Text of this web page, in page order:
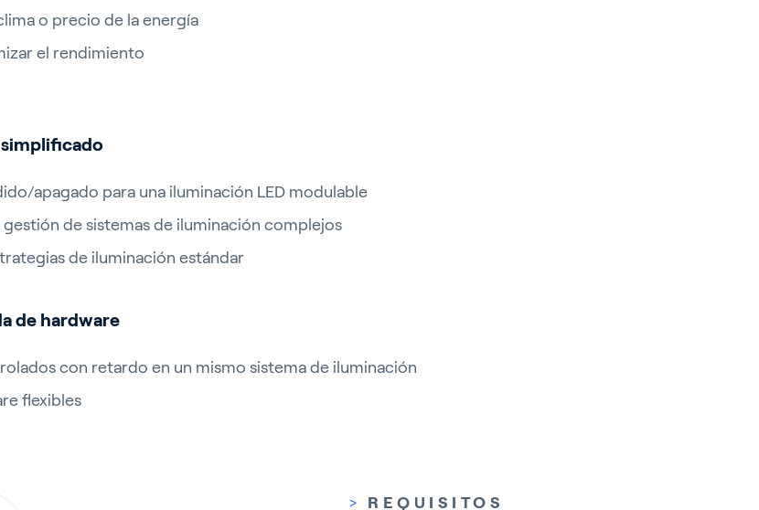
o precio de la energía
el rendimiento
apagado para una iluminación LED modulable
gestión de sistemas de iluminación complejos
de iluminación estándar
de hardware
con retardo en un mismo sistema de iluminación
flexibles
> REQUISITOS